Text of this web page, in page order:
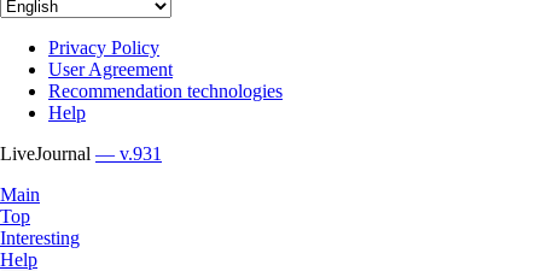
Privacy Policy
User Agreement
Recommendation technologies
Help
LiveJournal — v.931
Main
Top
Interesting
Help